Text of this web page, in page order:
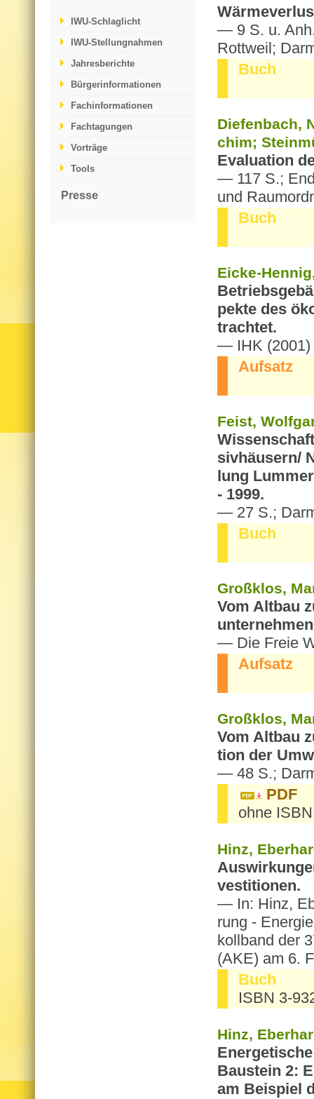
IWU-Schlaglicht
IWU-Stellungnahmen
Jahresberichte
Bürgerinformationen
Fachinformationen
Fachtagungen
Vorträge
Tools
Presse
— 9 S. u.
Rott­weil;
Buch
Die­fen­bach,
chim;
Eva­lua­ti­on
— 117 S.;
und
Buch
Eicke-
pek­te des
trach­tet.
— IHK (2001)
Auf­satz
Feist,
siv­häu­sern/
lung
- 1999.
— 27 S.;
Buch
Gro­ßklos,
Vom Alt­bau
— Die Freie
Auf­satz
Gro­ßklos,
Vom Alt­bau
ti­on der
— 48 S.;
PDF
ohne ISBN
Hinz,
ves­ti­tio­nen.
— In: Hinz,
rung -
koll­band der
(AKE) am 6.
Buch
ISBN 3-
Hinz,
Bau­stein 2:
am Bei­spiel